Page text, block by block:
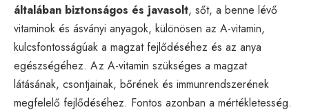
általában biztonságos és javasolt, sőt, a benne lévő
vitaminok és ásványi anyagok, különösen az A-vitamin,
kulcsfontosságúak a magzat fejlődéséhez és az anya
egészségéhez. Az A-vitamin szükséges a magzat
látásának, csontjainak, bőrének és immunrendszerének
megfelelő fejlődéséhez. Fontos azonban a mértékletesség.